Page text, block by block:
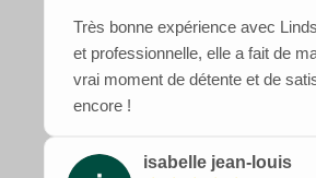
Très bonne expérience avec
et professionnelle, elle a fait de
vrai moment de détente et de
encore !
isabelle jean-louis